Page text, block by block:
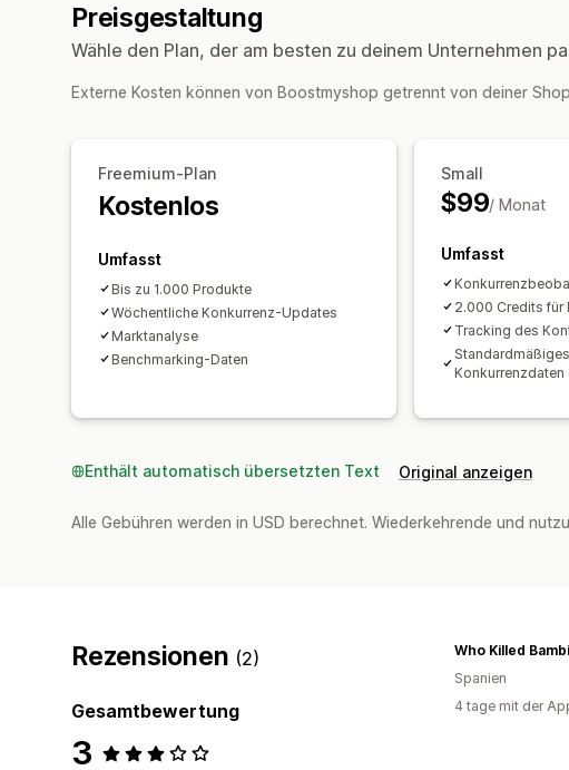
Preisgestaltung
Wähle den Plan, der am besten zu deinem Unternehmen
Externe Kosten können von Boostmyshop getrennt von deiner
Freemium-Plan
Kostenlos
Umfasst
Bis zu 1.000 Produkte
Wöchentliche Konkurrenz-Updates
Marktanalyse
Benchmarking-Daten
Small
$99/ Monat
Umfasst
2.000 Credits für
Tracking des
Konkurrenzdaten
Enthält automatisch übersetzten Text Original anzeigen
Alle Gebühren werden in USD berechnet. Wiederkehrende und
Rezensionen (2)
Gesamtbewertung
3
Who Killed
Spanien
4 tage mit der